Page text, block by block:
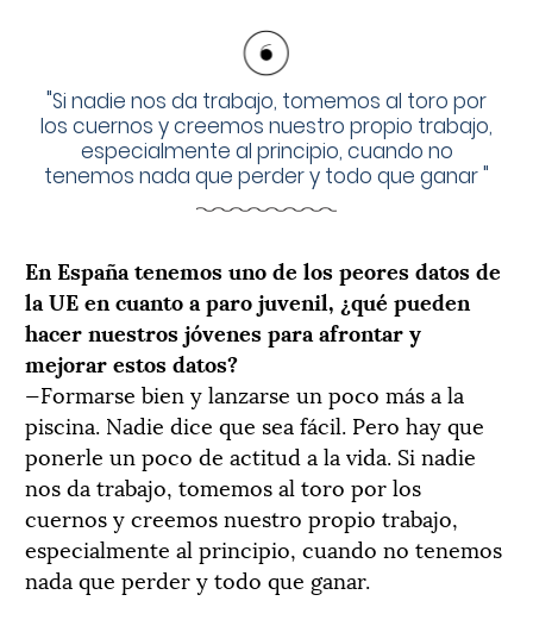
"Si nadie nos da trabajo, tomemos al toro por
los cuernos y creemos nuestro propio trabajo,
especialmente al principio, cuando no
tenemos nada que perder y todo que ganar"
En España tenemos uno de los peores datos de
la UE en cuanto a paro juvenil, ¿qué pueden
hacer nuestros jóvenes para afrontar y
mejorar estos datos?
—Formarse bien y lanzarse un poco más a la
piscina. Nadie dice que sea fácil. Pero hay que
ponerle un poco de actitud a la vida. Si nadie
nos da trabajo, tomemos al toro por los
cuernos y creemos nuestro propio trabajo,
especialmente al principio, cuando no tenemos
nada que perder y todo que ganar.